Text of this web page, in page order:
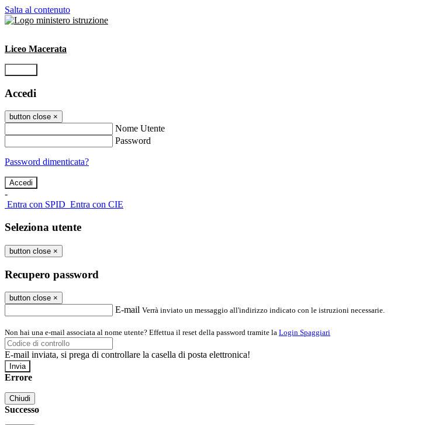
Salta al contenuto
Liceo Macerata
Accedi
button close ×
Nome Utente
Password
Password dimenticata?
-
Entra con SPID Entra con CIE
Seleziona utente
button close ×
Recupero password
button close ×
E-mail Verrà inviato un messaggio all'indirizzo indicato con le istruzioni necessarie.
Non hai una e-mail associata al nome utente? Effettua il reset della password tramite la Login Spaggiari
E-mail inviata, si prega di controllare la casella di posta elettronica!
Errore
Chiudi
Successo